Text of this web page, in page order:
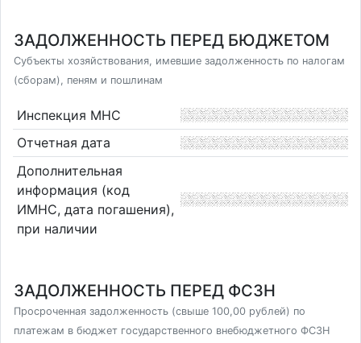
ЗАДОЛЖЕННОСТЬ ПЕРЕД БЮДЖЕТОМ
Субъекты хозяйствования, имевшие задолженность по налогам
(сборам), пеням и пошлинам
Инспекция МНС
Отчетная дата
Дополнительная
информация (код
ИМНС, дата погашения),
при наличии
ЗАДОЛЖЕННОСТЬ ПЕРЕД ФСЗН
Просроченная задолженность (свыше 100,00 рублей) по
платежам в бюджет государственного внебюджетного ФСЗН